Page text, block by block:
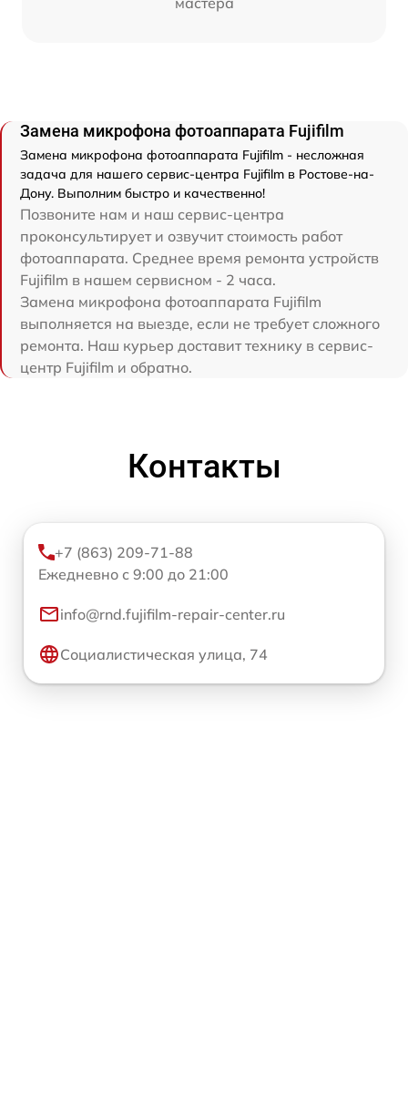
Замена микрофона фотоаппарата Fujifilm
Замена микрофона фотоаппарата Fujifilm - несложная
задача для нашего сервис-центра Fujifilm в Ростове-на-
Дону. Выполним быстро и качественно!
Позвоните нам и наш сервис-центра
проконсультирует и озвучит стоимость работ
фотоаппарата. Среднее время ремонта устройств
Fujifilm в нашем сервисном - 2 часа.
Замена микрофона фотоаппарата Fujifilm
выполняется на выезде, если не требует сложного
ремонта. Наш курьер доставит технику в сервис-
центр Fujifilm и обратно.
Контакты
+7 (863) 209-71-88
Ежедневно с 9:00 до 21:00
info@rnd.fujifilm-repair-center.ru
Социалистическая улица, 74